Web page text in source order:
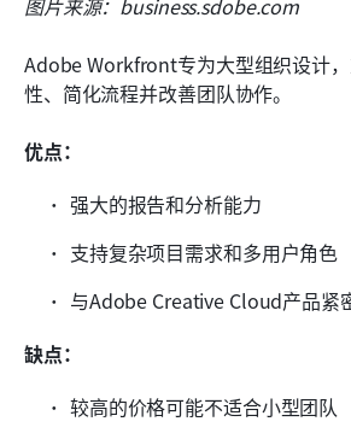
图片来源：business.sdobe.com
Adobe Workfront专为大型组织设计
性、简化流程并改善团队协作。
优点：
强大的报告和分析能力
支持复杂项目需求和多用户角色
与Adobe Creative Cloud产品紧
缺点：
较高的价格可能不适合小型团队